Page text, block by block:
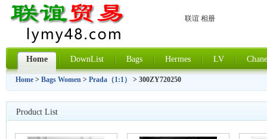
联谊 相册
Home DownList Bags Hermes LV
Home > Bags Women > Prada（1:1） > 300ZY720250
Product List